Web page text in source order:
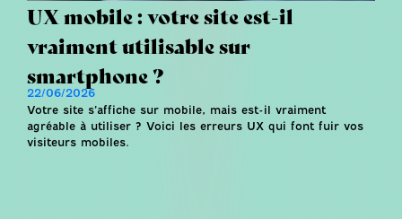
UX mobile : votre site est-il
vraiment utilisable sur
smartphone ?
22/06/2026
Votre site s’affiche sur mobile, mais est-il vraiment
agréable à utiliser ? Voici les erreurs UX qui font fuir vos
visiteurs mobiles.